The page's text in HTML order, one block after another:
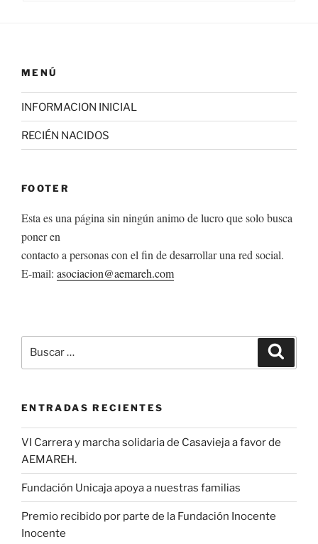
MENÚ
INFORMACION INICIAL
RECIÉN NACIDOS
FOOTER
Esta es una página sin ningún animo de lucro que solo busca
poner en
contacto a personas con el fin de desarrollar una red social.
E-mail: asociacion@aemareh.com
por:
ENTRADAS RECIENTES
VI Carrera y marcha solidaria de Casavieja a favor de
AEMAREH.
Fundación Unicaja apoya a nuestras familias
Premio recibido por parte de la Fundación Inocente
Inocente